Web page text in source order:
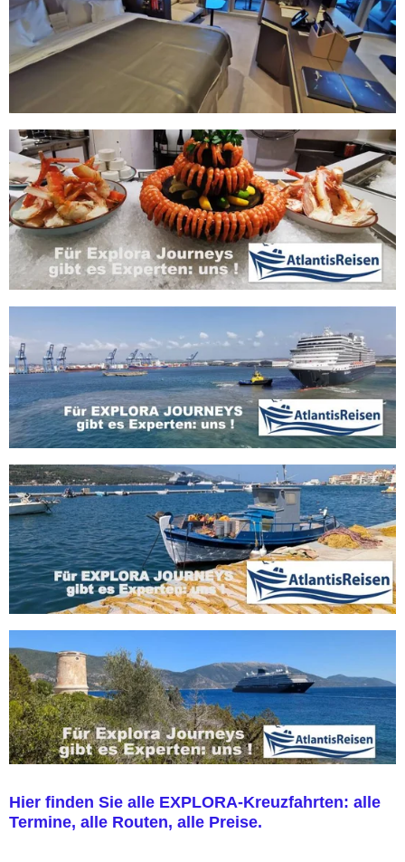
Hier finden Sie alle EXPLORA-Kreuzfahrten: alle
Termine, alle Routen, alle Preise.